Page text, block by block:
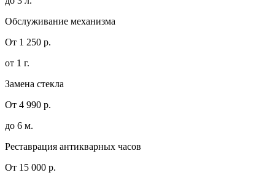
Обслуживание механизма
От 1 250 р.
от 1 г.
Замена стекла
От 4 990 р.
до 6 м.
Реставрация антикварных часов
От 15 000 р.